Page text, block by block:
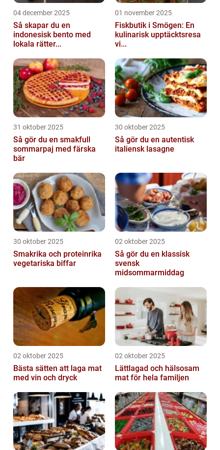
04 december 2025
Så skapar du en
indonesisk bento med
lokala rätter...
01 november 2025
Fiskbutik i Smögen: En
kulinarisk upptäcktsresa
vi...
31 oktober 2025
Så gör du en smakfull
sommarpaj med färska
bär
30 oktober 2025
Så gör du en autentisk
italiensk lasagne
30 oktober 2025
Smakrika och proteinrika
vegetariska biffar
02 oktober 2025
Så gör du en klassisk
svensk
midsommarmiddag
02 oktober 2025
Bästa sätten att laga mat
med vin och dryck
02 oktober 2025
Lättlagad och hälsosam
mat för hela familjen